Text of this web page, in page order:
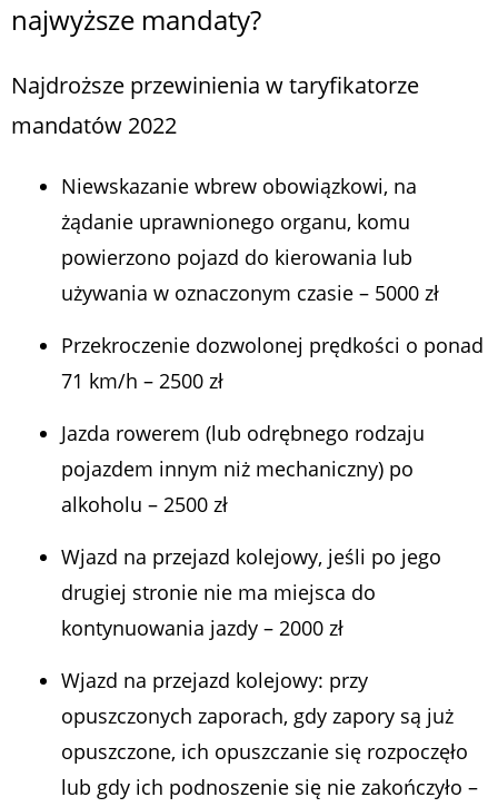
najwyższe mandaty?
Najdroższe przewinienia w taryfikatorze
mandatów 2022
Niewskazanie wbrew obowiązkowi, na
żądanie uprawnionego organu, komu
powierzono pojazd do kierowania lub
używania w oznaczonym czasie – 5000 zł
Przekroczenie dozwolonej prędkości o ponad
71 km/h – 2500 zł
Jazda rowerem (lub odrębnego rodzaju
pojazdem innym niż mechaniczny) po
alkoholu – 2500 zł
Wjazd na przejazd kolejowy, jeśli po jego
drugiej stronie nie ma miejsca do
kontynuowania jazdy – 2000 zł
Wjazd na przejazd kolejowy: przy
opuszczonych zaporach, gdy zapory są już
opuszczone, ich opuszczanie się rozpoczęło
lub gdy ich podnoszenie się nie zakończyło –